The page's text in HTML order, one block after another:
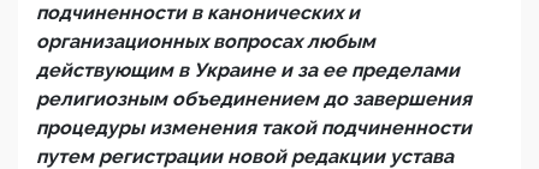
подчиненности в канонических и
организационных вопросах любым
действующим в Украине и за ее пределами
религиозным объединением до завершения
процедуры изменения такой подчиненности
путем регистрации новой редакции устава